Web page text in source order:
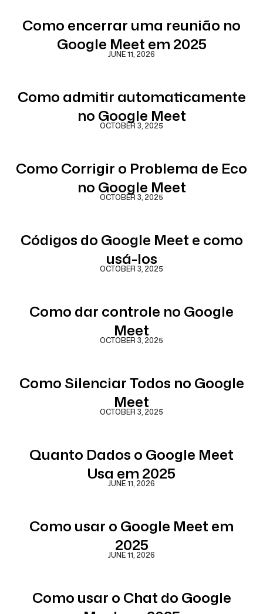
Como encerrar uma reunião no
Google Meet em 2025
JUNE 11, 2026
Como admitir automaticamente
no Google Meet
OCTOBER 3, 2025
Como Corrigir o Problema de Eco
no Google Meet
OCTOBER 3, 2025
Códigos do Google Meet e como
usá-los
OCTOBER 3, 2025
Como dar controle no Google
Meet
OCTOBER 3, 2025
Como Silenciar Todos no Google
Meet
OCTOBER 3, 2025
Quanto Dados o Google Meet
Usa em 2025
JUNE 11, 2026
Como usar o Google Meet em
2025
JUNE 11, 2026
Como usar o Chat do Google